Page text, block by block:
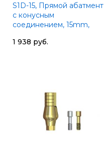
S1D-15, Прямой абатмент
с конусным
соединением, 15mm,
1 938 руб.